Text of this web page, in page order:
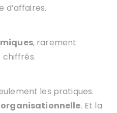
, rarement
chiffrés.
les pratiques.
. Et la